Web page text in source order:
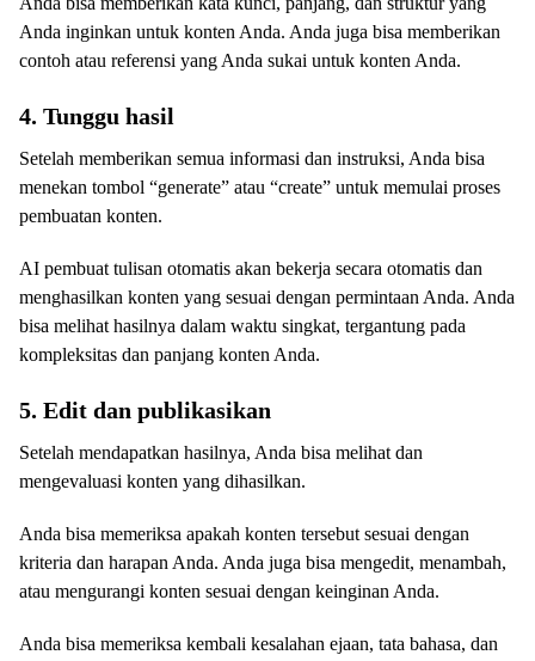
Anda inginkan untuk konten Anda. Anda juga bisa memberikan
contoh atau referensi yang Anda sukai untuk konten Anda.
4. Tunggu hasil
Setelah memberikan semua informasi dan instruksi, Anda bisa
menekan tombol “generate” atau “create” untuk memulai proses
pembuatan konten.
AI pembuat tulisan otomatis akan bekerja secara otomatis dan
menghasilkan konten yang sesuai dengan permintaan Anda. Anda
bisa melihat hasilnya dalam waktu singkat, tergantung pada
kompleksitas dan panjang konten Anda.
5. Edit dan publikasikan
Setelah mendapatkan hasilnya, Anda bisa melihat dan
mengevaluasi konten yang dihasilkan.
Anda bisa memeriksa apakah konten tersebut sesuai dengan
kriteria dan harapan Anda. Anda juga bisa mengedit, menambah,
atau mengurangi konten sesuai dengan keinginan Anda.
Anda bisa memeriksa kembali kesalahan ejaan, tata bahasa, dan